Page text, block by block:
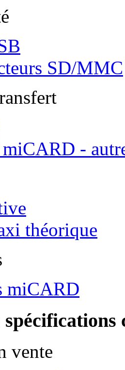
SD/MMC
-
théorique
miCARD
vente